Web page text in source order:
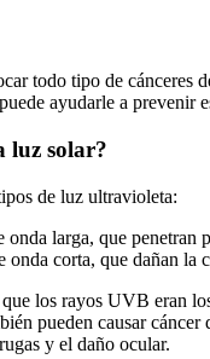
todo tipo de cánceres
ayudarle a prevenir
luz solar?
de luz ultravioleta:
larga, que penetran
corta, que dañan la
los rayos UVB eran
pueden causar
y el daño ocular.